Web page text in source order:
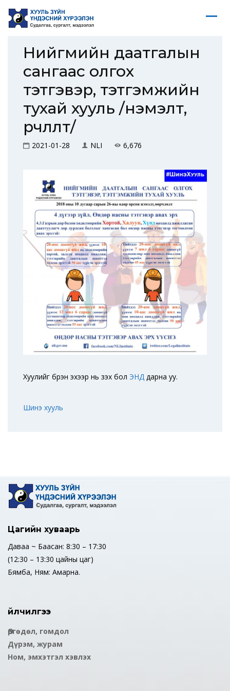
Нийгмийн даатгалын
сангаас олгох
тэтгэвэр, тэтгэмжийн
тухай хууль /нэмэлт,
өөрчлөлт/
2021-01-28 NLI 6,676
Хуулийг бүрэн эхээр нь үзэх бол ЭНД дарна уу.
Шинэ хууль
Цагийн хуваарь
Даваа ~ Баасан: 8:30 – 17:30
(12:30 – 13:30 цайны цаг)
Бямба, Ням: Амарна.
Үйлчилгээ
Өргөдөл, гомдол
Дүрэм, журам
Ном, эмхэтгэл хэвлэх